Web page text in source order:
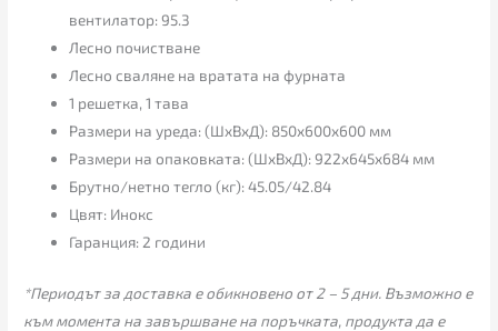
вентилатор: 95.3
Лесно почистване
Лесно сваляне на вратата на фурната
1 решетка, 1 тава
Размери на уреда: (ШxВxД): 850x600x600 мм
Размери на опаковката: (ШxВxД): 922x645x684 мм
Брутно/нетно тегло (кг): 45.05/42.84
Цвят: Инокс
Гаранция: 2 години
*Периодът за доставка е обикновено от 2 – 5 дни. Възможно е
към момента на завършване на поръчката, продукта да е